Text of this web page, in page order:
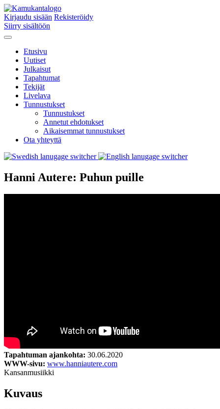
Kirjaudu sisään Rekisteröidy
Siirry sisältöön
Etusivu
Uutiset
Julkaisut
Tapahtumat
Tekijät
Livelava
Tunnustukset
Tunnustukset
Annetut ehdotukset
Aikaisemmat tunnustukset
Ota yhteyttä
Hanni Autere: Puhun puille
Tapahtuman ajankohta: 30.06.2020
WWW-sivu: www.hanniautere.com
Kansanmusiikki
Kuvaus